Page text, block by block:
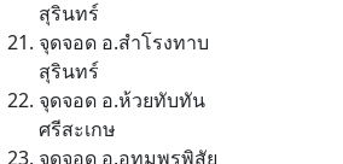
สุรินทร์
จุดจอด อ.สำโรงทาบ
สุรินทร์
จุดจอด อ.ห้วยทับทัน
ศรีสะเกษ
จุดจอด อ.อุทุมพรพิสัย